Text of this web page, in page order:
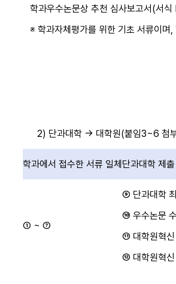
학과우수논문상 추천 심사보고서(서식
※ 학과자체평가를 위한 기초 서류이며
2) 단과대학 → 대학원(붙임3~6 첨
학과에서 접수한 서류 일체단과대학 제
① ~ ⑦
⑨ 단과대학
⑩ 우수논문
⑪ 대학원혁신
⑫ 대학원혁신